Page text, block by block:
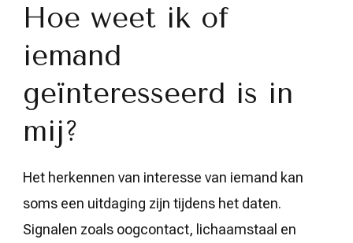
Hoe weet ik of
iemand
geïnteresseerd is in
mij?
Het herkennen van interesse van iemand kan
soms een uitdaging zijn tijdens het daten.
Signalen zoals oogcontact, lichaamstaal en